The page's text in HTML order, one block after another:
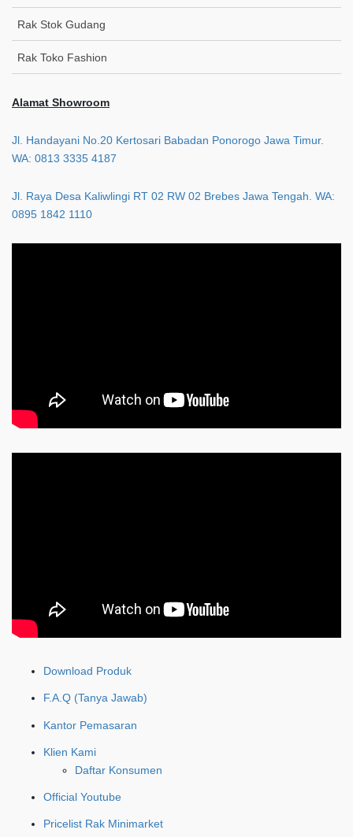
Rak Stok Gudang
Rak Toko Fashion
Alamat Showroom
Jl. Handayani No.20 Kertosari Babadan Ponorogo Jawa Timur.
WA: 0813 3335 4187
Jl. Raya Desa Kaliwlingi RT 02 RW 02 Brebes Jawa Tengah. WA:
0895 1842 1110
Download Produk
F.A.Q (Tanya Jawab)
Kantor Pemasaran
Klien Kami
Daftar Konsumen
Official Youtube
Pricelist Rak Minimarket